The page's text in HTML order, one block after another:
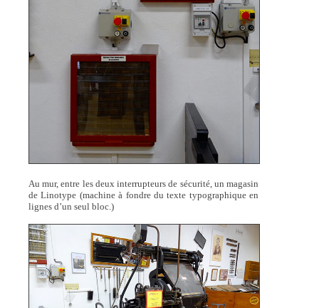
Au mur, entre les deux interrupteurs de sécurité, un magasin
de Linotype (machine à fondre du texte typographique en
lignes d’un seul bloc.)